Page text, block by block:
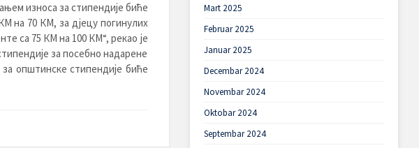
износа за стипендије биће
на 70 КМ, за дјецу погинулих
са 75 КМ на 100 КМ“, рекао је
за посебно надарене
за општинске стипендије биће
Mart 2025
Februar 2025
Januar 2025
Decembar 2024
Novembar 2024
Oktobar 2024
Septembar 2024